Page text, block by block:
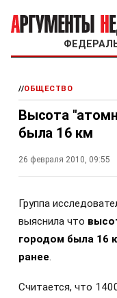
//ОБЩЕСТВО
Высота
была 16 км
26 февраля 2010, 09:55
Группа
выяснила что
городом была 16
ранее.
Считается, что